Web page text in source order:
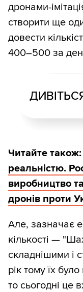
дронами-
створити ще
довести
400–500 за
Читайте також:
реальністю.
виробництво
дронів проти
Але, зазначає
кількості —
складнішими і
рік тому їх
то сьогодні це